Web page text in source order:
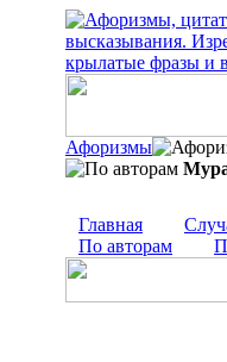
Афоризмы
Главная
По авторам